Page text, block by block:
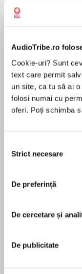
AudioTribe.ro
Cookie-uri? Sunt
text care permit
un site, ca tu să ai
folosi numai cu
oferi. Poți schimba
consimțământului
Strict necesare
De preferință
De cercetare și
De publicitate
Elita de Argint (Elita
de...
Dani Francis
Henry V is a
approximately
Its full titles are
Henry the Fifth
story of King
MAI MULT
pentru